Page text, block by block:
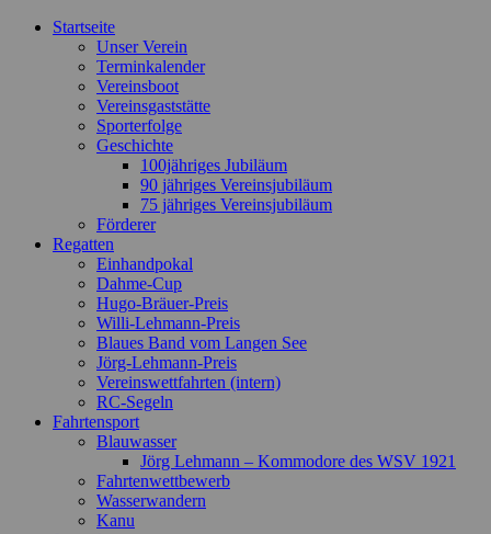
oben
Startseite
Unser Verein
Terminkalender
Vereinsboot
Vereinsgaststätte
Sporterfolge
Geschichte
100jähriges Jubiläum
90 jähriges Vereinsjubiläum
75 jähriges Vereinsjubiläum
Förderer
Regatten
Einhandpokal
Dahme-Cup
Hugo-Bräuer-Preis
Willi-Lehmann-Preis
Blaues Band vom Langen See
Jörg-Lehmann-Preis
Vereinswettfahrten (intern)
RC-Segeln
Fahrtensport
Blauwasser
Jörg Lehmann – Kommodore des WSV 1921
Fahrtenwettbewerb
Wasserwandern
Kanu